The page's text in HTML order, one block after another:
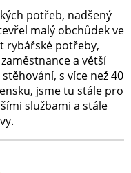
potřeb, nadšený
malý obchůdek ve
rybářské potřeby,
a větší
s více než 40
jsme tu stále pro
službami a stále